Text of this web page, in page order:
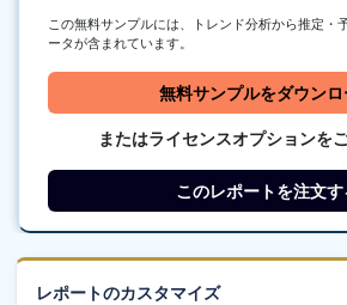
この無料サンプルには、トレンド分析から推定・
ータが含まれています。
無料サンプルをダウンロ
またはライセンスオプションを
このレポートを注文す
レポートのカスタマイズ